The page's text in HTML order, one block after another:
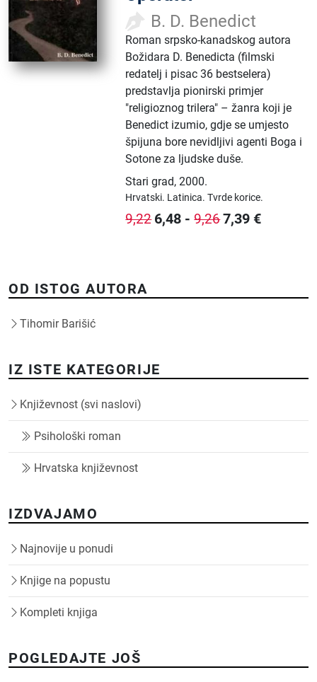
B. D. Benedict
Roman srpsko-kanadskog autora
Božidara D. Benedicta (filmski
redatelj i pisac 36 bestselera)
predstavlja pionirski primjer
"religioznog trilera" – žanra koji je
Benedict izumio, gdje se umjesto
špijuna bore nevidljivi agenti Boga i
Sotone za ljudske duše.
Stari grad,2000.
Hrvatski. Latinica.Tvrde korice.
9,22 6,48 -9,267,39 €
OD ISTOG AUTORA
Tihomir Barišić
IZ ISTE KATEGORIJE
Književnost (svi naslovi)
Psihološki roman
Hrvatska književnost
IZDVAJAMO
Najnovije u ponudi
Knjige na popustu
Kompleti knjiga
POGLEDAJTE JOŠ